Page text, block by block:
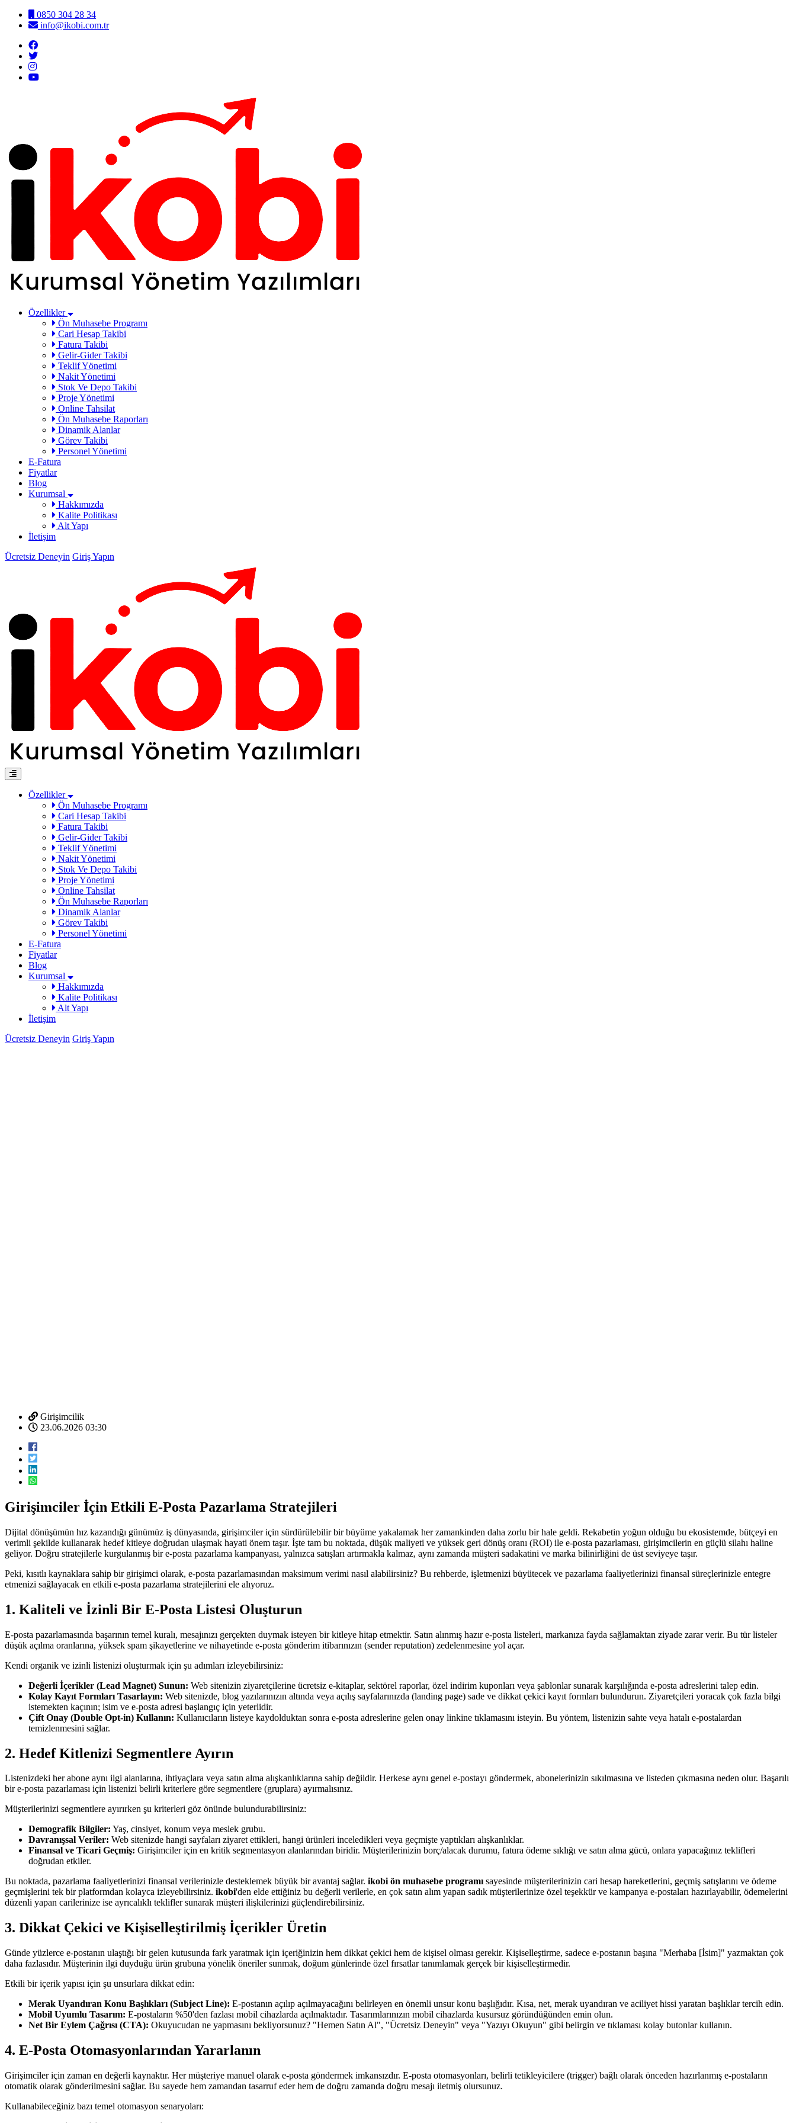
0850 304 28 34
info@ikobi.com.tr
Özellikler
Ön Muhasebe Programı
Cari Hesap Takibi
Fatura Takibi
Gelir-Gider Takibi
Teklif Yönetimi
Nakit Yönetimi
Stok Ve Depo Takibi
Proje Yönetimi
Online Tahsilat
Ön Muhasebe Raporları
Dinamik Alanlar
Görev Takibi
Personel Yönetimi
E-Fatura
Fiyatlar
Blog
Kurumsal
Hakkımızda
Kalite Politikası
Alt Yapı
İletişim
Ücretsiz Deneyin Giriş Yapın
Özellikler
Ön Muhasebe Programı
Cari Hesap Takibi
Fatura Takibi
Gelir-Gider Takibi
Teklif Yönetimi
Nakit Yönetimi
Stok Ve Depo Takibi
Proje Yönetimi
Online Tahsilat
Ön Muhasebe Raporları
Dinamik Alanlar
Görev Takibi
Personel Yönetimi
E-Fatura
Fiyatlar
Blog
Kurumsal
Hakkımızda
Kalite Politikası
Alt Yapı
İletişim
Ücretsiz Deneyin Giriş Yapın
Girişimcilik
23.06.2026 03:30
Girişimciler İçin Etkili E-Posta Pazarlama Stratejileri
Dijital dönüşümün hız kazandığı günümüz iş dünyasında, girişimciler için sürdürülebilir bir büyüme yakalamak her zamankinden daha zorlu bir hale geldi. Rekabetin yoğun olduğu bu ekosistemde, bütçeyi en
verimli şekilde kullanarak hedef kitleye doğrudan ulaşmak hayati önem taşır. İşte tam bu noktada, düşük maliyeti ve yüksek geri dönüş oranı (ROI) ile e-posta pazarlaması, girişimcilerin en güçlü silahı haline
geliyor. Doğru stratejilerle kurgulanmış bir e-posta pazarlama kampanyası, yalnızca satışları artırmakla kalmaz, aynı zamanda müşteri sadakatini ve marka bilinirliğini de üst seviyeye taşır.
Peki, kısıtlı kaynaklara sahip bir girişimci olarak, e-posta pazarlamasından maksimum verimi nasıl alabilirsiniz? Bu rehberde, işletmenizi büyütecek ve pazarlama faaliyetlerinizi finansal süreçlerinizle entegre
etmenizi sağlayacak en etkili e-posta pazarlama stratejilerini ele alıyoruz.
1. Kaliteli ve İzinli Bir E-Posta Listesi Oluşturun
E-posta pazarlamasında başarının temel kuralı, mesajınızı gerçekten duymak isteyen bir kitleye hitap etmektir. Satın alınmış hazır e-posta listeleri, markanıza fayda sağlamaktan ziyade zarar verir. Bu tür listeler
düşük açılma oranlarına, yüksek spam şikayetlerine ve nihayetinde e-posta gönderim itibarınızın (sender reputation) zedelenmesine yol açar.
Kendi organik ve izinli listenizi oluşturmak için şu adımları izleyebilirsiniz:
Değerli İçerikler (Lead Magnet) Sunun: Web sitenizin ziyaretçilerine ücretsiz e-kitaplar, sektörel raporlar, özel indirim kuponları veya şablonlar sunarak karşılığında e-posta adreslerini talep edin.
Kolay Kayıt Formları Tasarlayın: Web sitenizde, blog yazılarınızın altında veya açılış sayfalarınızda (landing page) sade ve dikkat çekici kayıt formları bulundurun. Ziyaretçileri yoracak çok fazla bilgi
istemekten kaçının; isim ve e-posta adresi başlangıç için yeterlidir.
Çift Onay (Double Opt-in) Kullanın: Kullanıcıların listeye kaydolduktan sonra e-posta adreslerine gelen onay linkine tıklamasını isteyin. Bu yöntem, listenizin sahte veya hatalı e-postalardan
temizlenmesini sağlar.
2. Hedef Kitlenizi Segmentlere Ayırın
Listenizdeki her abone aynı ilgi alanlarına, ihtiyaçlara veya satın alma alışkanlıklarına sahip değildir. Herkese aynı genel e-postayı göndermek, abonelerinizin sıkılmasına ve listeden çıkmasına neden olur. Başarılı
bir e-posta pazarlaması için listenizi belirli kriterlere göre segmentlere (gruplara) ayırmalısınız.
Müşterilerinizi segmentlere ayırırken şu kriterleri göz önünde bulundurabilirsiniz:
Demografik Bilgiler: Yaş, cinsiyet, konum veya meslek grubu.
Davranışsal Veriler: Web sitenizde hangi sayfaları ziyaret ettikleri, hangi ürünleri inceledikleri veya geçmişte yaptıkları alışkanlıklar.
Finansal ve Ticari Geçmiş: Girişimciler için en kritik segmentasyon alanlarından biridir. Müşterilerinizin borç/alacak durumu, fatura ödeme sıklığı ve satın alma gücü, onlara yapacağınız teklifleri
doğrudan etkiler.
Bu noktada, pazarlama faaliyetlerinizi finansal verilerinizle desteklemek büyük bir avantaj sağlar. ikobi ön muhasebe programısayesinde müşterilerinizin cari hesap hareketlerini, geçmiş satışlarını ve ödeme
geçmişlerini tek bir platformdan kolayca izleyebilirsiniz. ikobi'den elde ettiğiniz bu değerli verilerle, en çok satın alım yapan sadık müşterilerinize özel teşekkür ve kampanya e-postaları hazırlayabilir, ödemelerini
düzenli yapan carilerinize ise ayrıcalıklı teklifler sunarak müşteri ilişkilerinizi güçlendirebilirsiniz.
3. Dikkat Çekici ve Kişiselleştirilmiş İçerikler Üretin
Günde yüzlerce e-postanın ulaştığı bir gelen kutusunda fark yaratmak için içeriğinizin hem dikkat çekici hem de kişisel olması gerekir. Kişiselleştirme, sadece e-postanın başına "Merhaba [İsim]" yazmaktan çok
daha fazlasıdır. Müşterinin ilgi duyduğu ürün grubuna yönelik öneriler sunmak, doğum günlerinde özel fırsatlar tanımlamak gerçek bir kişiselleştirmedir.
Etkili bir içerik yapısı için şu unsurlara dikkat edin:
Merak Uyandıran Konu Başlıkları (Subject Line): E-postanın açılıp açılmayacağını belirleyen en önemli unsur konu başlığıdır. Kısa, net, merak uyandıran ve aciliyet hissi yaratan başlıklar tercih edin.
Mobil Uyumlu Tasarım: E-postaların %50'den fazlası mobil cihazlarda açılmaktadır. Tasarımlarınızın mobil cihazlarda kusursuz göründüğünden emin olun.
Net Bir Eylem Çağrısı (CTA): Okuyucudan ne yapmasını bekliyorsunuz? "Hemen Satın Al", "Ücretsiz Deneyin" veya "Yazıyı Okuyun" gibi belirgin ve tıklaması kolay butonlar kullanın.
4. E-Posta Otomasyonlarından Yararlanın
Girişimciler için zaman en değerli kaynaktır. Her müşteriye manuel olarak e-posta göndermek imkansızdır. E-posta otomasyonları, belirli tetikleyicilere (trigger) bağlı olarak önceden hazırlanmış e-postaların
otomatik olarak gönderilmesini sağlar. Bu sayede hem zamandan tasarruf eder hem de doğru zamanda doğru mesajı iletmiş olursunuz.
Kullanabileceğiniz bazı temel otomasyon senaryoları: